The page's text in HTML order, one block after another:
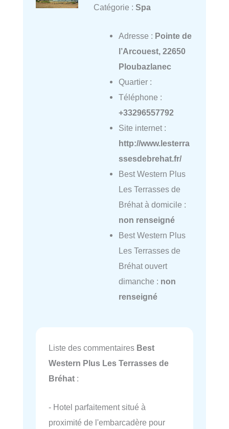
Catégorie : Spa
Adresse : Pointe de
l’Arcouest, 22650
Ploubazlanec
Quartier :
Téléphone :
+33296557792
Site internet :
http://www.lesterra
ssesdebrehat.fr/
Best Western Plus
Les Terrasses de
Bréhat à domicile :
non renseigné
Best Western Plus
Les Terrasses de
Bréhat ouvert
dimanche : non
renseigné
Liste des commentaires Best
Western Plus Les Terrasses de
Bréhat :
- Hotel parfaitement situé à
proximité de l'embarcadère pour